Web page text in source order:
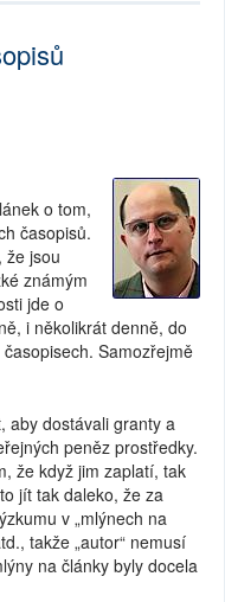
o tom,
časopisů.
že jsou
známým
jde o
i několikrát denně, do
Samozřejmě
aby dostávali granty a
peněz prostředky.
že když jim zaplatí, tak
jít tak daleko, že za
v „mlýnech na
takže „autor“ nemusí
na články byly docela